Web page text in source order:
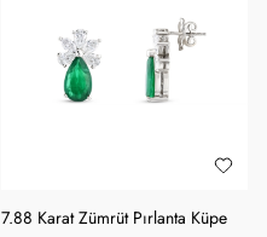
7.88 Karat Zümrüt Pırlanta Küpe